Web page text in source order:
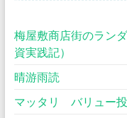
梅屋敷商店街のラン
資実践記）
晴游雨読
マッタリ バリュー